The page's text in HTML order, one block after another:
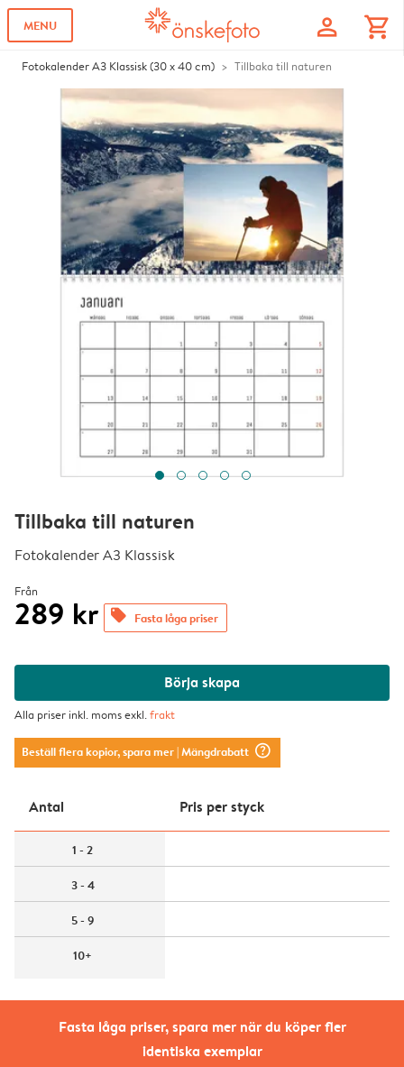
MENU profile shopping_cart
Fotokalender A3 Klassisk (30 x 40 cm) Tillbaka till naturen
Fasta låga priser, spara mer när du köper fler
identiska exemplar
Tillbaka till naturen
Fotokalender A3 Klassisk
Från
289 kr offers Fasta låga priser
Börja skapa
Alla priser inkl. moms exkl.frakt
Beställ flera kopior, spara mer| Mängdrabatt question_mark_circle
Antal Pris per styck
1 - 2
3 - 4
5 - 9
10+